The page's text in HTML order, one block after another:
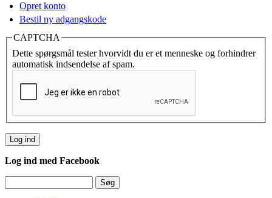
Opret konto
Bestil ny adgangskode
CAPTCHA
Dette spørgsmål tester hvorvidt du er et menneske og forhindrer
automatisk indsendelse af spam.
Log ind med Facebook